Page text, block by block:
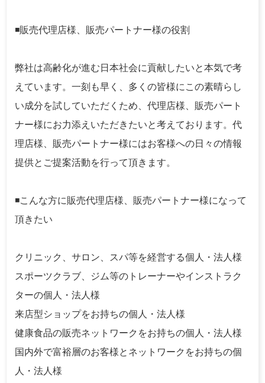
◾️販売代理店様、販売パートナー様の役割
弊社は高齢化が進む日本社会に貢献したいと本気で考
えています。一刻も早く、多くの皆様にこの素晴らし
い成分を試していただくため、代理店様、販売パート
ナー様にお力添えいただきたいと考えております。代
理店様、販売パートナー様にはお客様への日々の情報
提供とご提案活動を行って頂きます。
◾️こんな方に販売代理店様、販売パートナー様になって
頂きたい
クリニック、サロン、スパ等を経営する個人・法人様
スポーツクラブ、ジム等のトレーナーやインストラク
ターの個人・法人様
来店型ショップをお持ちの個人・法人様
健康食品の販売ネットワークをお持ちの個人・法人様
国内外で富裕層のお客様とネットワークをお持ちの個
人・法人様